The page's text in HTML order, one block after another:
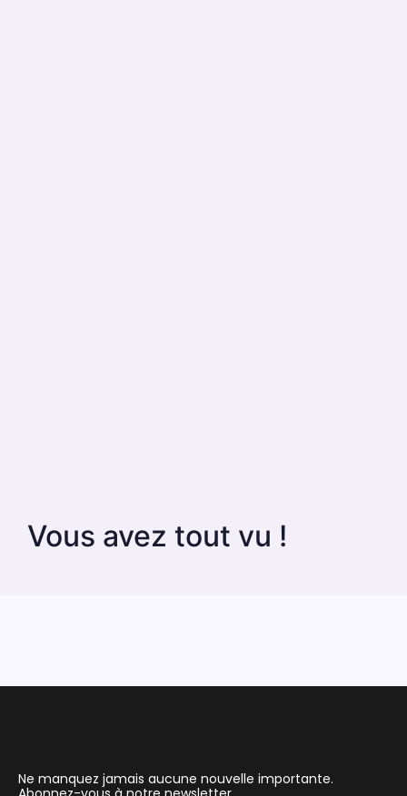
Vous avez tout vu !
Ne manquez jamais aucune nouvelle importante.